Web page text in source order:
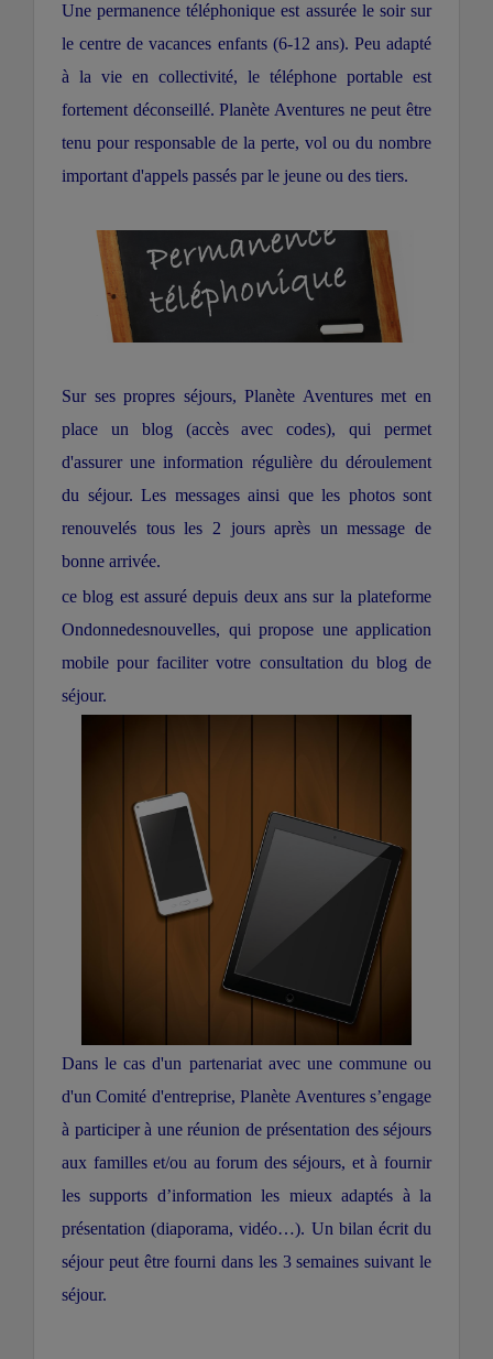
Une permanence téléphonique est assurée le soir sur
le centre de vacances enfants (6-12 ans). Peu adapté
à la vie en collectivité, le téléphone portable est
fortement déconseillé. Planète Aventures ne peut être
tenu pour responsable de la perte, vol ou du nombre
important d'appels passés par le jeune ou des tiers.
Sur ses propres séjours, Planète Aventures met en
place un blog (accès avec codes), qui permet
d'assurer une information régulière du déroulement
du séjour. Les messages ainsi que les photos sont
renouvelés tous les 2 jours après un message de
bonne arrivée.
ce blog est assuré depuis deux ans sur la plateforme
Ondonnedesnouvelles, qui propose une application
mobile pour faciliter votre consultation du blog de
séjour.
Dans le cas d'un partenariat avec une commune ou
d'un Comité d'entreprise, Planète Aventures s’engage
à participer à une réunion de présentation des séjours
aux familles et/ou au forum des séjours, et à fournir
les supports d’information les mieux adaptés à la
présentation (diaporama, vidéo…). Un bilan écrit du
séjour peut être fourni dans les 3 semaines suivant le
séjour.